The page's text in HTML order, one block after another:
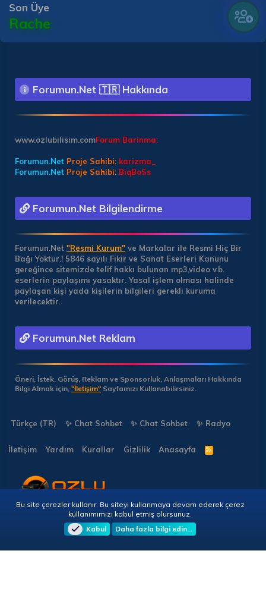
Son Üye
Rache
Forumun.Net 🇹🇷 Hakkında
Forum Barinma:
www.ozlubilisim.com
Forumun.Net Proje Sahibi: karizma_
Forumun.Net Proje Sahibi: BiqBoSs
Forumun.Net Bilgilendirme
Forumun.Net "Resmi Kurum" ve Markalar ile Resmi Hiç Bir
Bağı Yoktur.! 5846 sayılı Fikir ve Sanat Eserleri Kanunu
gereğince sitemizde telif hakkı bulunan mp3,video v.b.
eserlerin paylaşımı yasaktır. Yasal işlem olması halinde
paylaşan kişi yada kişilerin bilgileri gerekli kuruma
verilecektir.
Forumun.Net Reklam
Öneri, İstek, Görüş, Reklam ve Sponsorluk, Anlaşmaları Hakkında
Bilgi Almak için, "İletişim" Sayfamızı Kullanabilirsiniz.
Türkçe (TR) ✨ Chat Sohbet ✨ Chat Sohbet ✨ Radyo
İletişim Yardım Kurallar Gizlilik Anasayfa
R
S
Copyright © 2026 🎭 Forumun.NET - Tüm Hakları Saklıdır!
Bu site çerezler kullanır. Bu siteyi kullanmaya devam ederek çerez
kullanımımızı kabul etmiş olursunuz.
Kabul
Daha fazla bilgi edin…